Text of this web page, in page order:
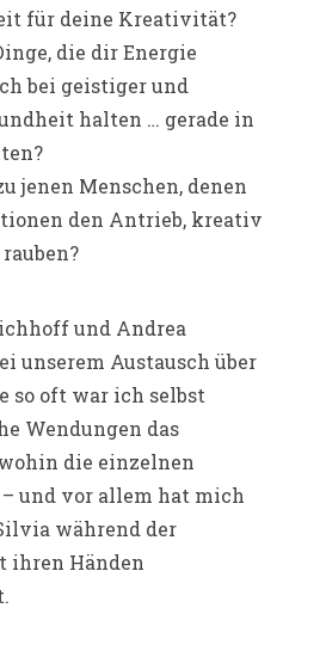
für deine Kreativität?
die dir Energie
bei geistiger und
halten … gerade in
jenen Menschen, denen
den Antrieb, kreativ
und Andrea
unserem Austausch über
so oft war ich selbst
Wendungen das
die einzelnen
und vor allem hat mich
während der
ihren Händen